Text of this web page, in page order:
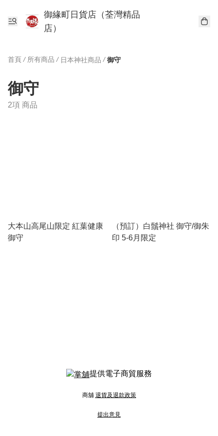
御緣町日貨店（荃灣精品
店）
首頁 / 所有商品 / 日本神社商品 / 御守
御守
2項 商品
大本山高尾山限定 紅葉健康
御守
（預訂）白鬚神社 御守/御朱
印 5-6月限定
提供電子商貿服務
商舖 退貨及退款政策
提出意見